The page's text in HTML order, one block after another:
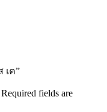
เค”
Required fields are